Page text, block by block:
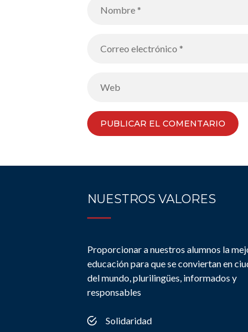
NUESTROS VALORES
Proporcionar a nuestros alumnos la
educación para que se conviertan en
del mundo, plurilingües, informados y
responsables
Solidaridad